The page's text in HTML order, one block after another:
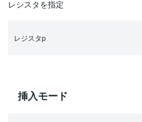
レシスタを指定
レジスタp
挿入モード